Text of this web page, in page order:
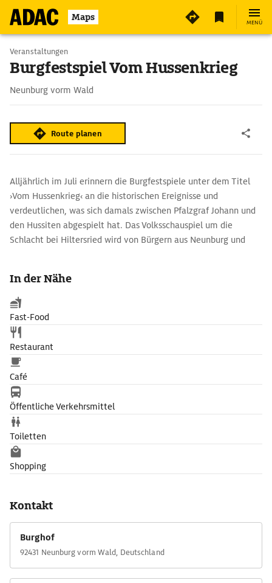
Maps MENÜ
Veranstaltungen
Burgfestspiel Vom Hussenkrieg
Neunburg vorm Wald
Route planen
Alljährlich im Juli erinnern die Burg­festspiele unter dem Titel
›Vom Hussenkrieg‹ an die historischen Ereignisse und
verdeutlichen, was sich damals zwischen Pfalzgraf Johann und
den Hussiten abgespielt hat. Das Volksschauspiel um die
Schlacht bei Hiltersried wird von Bürgern aus Neunburg und
Hussitenlager zu Füßen des Wittelsbacher Schlosses viele
Besucher an.
In der Nähe
Fast-Food
Restaurant
Café
Öffentliche Verkehrsmittel
Toiletten
Shopping
Kontakt
Burghof
92431 Neunburg vorm Wald, Deutschland